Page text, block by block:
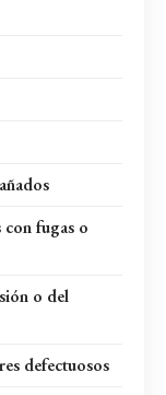
con fugas o
o del
defectuosos